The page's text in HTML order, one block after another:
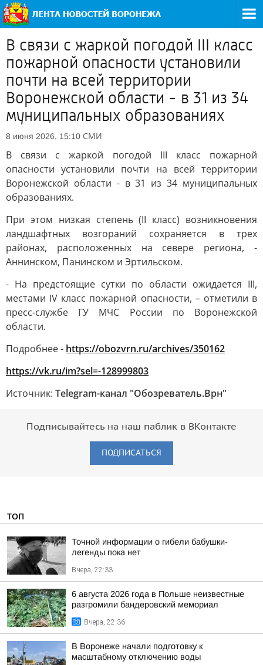
В связи с жаркой погодой III класс
пожарной опасности установили
почти на всей территории
Воронежской области - в 31 из 34
муниципальных образованиях
8 июня 2026, 15:10 СМИ
В связи с жаркой погодой III класс пожарной
опасности установили почти на всей территории
Воронежской области - в 31 из 34 муниципальных
образованиях.
При этом низкая степень (II класс) возникновения
ландшафтных возгораний сохраняется в трех
районах, расположенных на севере региона, -
Аннинском, Панинском и Эртильском.
- На предстоящие сутки по области ожидается III,
местами IV класс пожарной опасности, – отметили в
пресс-службе ГУ МЧС России по Воронежской
области.
Подробнее - https://obozvrn.ru/archives/350162
https://vk.ru/im?sel=-128999803
Источник: Telegram-канал "Обозреватель.Врн"
Подписывайтесь на наш паблик в ВКонтакте
ПОДПИСАТЬСЯ
ТОП
Точной информации о гибели бабушки-
легенды пока нет
Вчера, 22:33
6 августа 2026 года в Польше неизвестные
разгромили бандеровский мемориал
Вчера, 22:36
В Воронеже начали подготовку к
масштабному отключению воды